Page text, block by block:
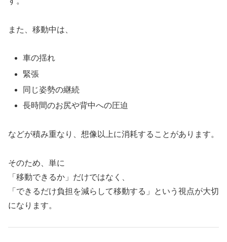
また、移動中は、
車の揺れ
緊張
同じ姿勢の継続
長時間のお尻や背中への圧迫
などが積み重なり、想像以上に消耗することがあります。
そのため、単に
「移動できるか」だけではなく、
「できるだけ負担を減らして移動する」という視点が大切
になります。